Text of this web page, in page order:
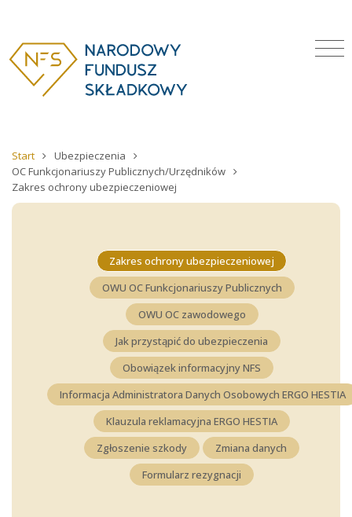
Start
Ubezpieczenia
OC Funkcjonariuszy Publicznych/Urzędników
Zakres ochrony ubezpieczeniowej
Zakres ochrony ubezpieczeniowej
OWU OC Funkcjonariuszy Publicznych
OWU OC zawodowego
Jak przystąpić do ubezpieczenia
Obowiązek informacyjny NFS
Informacja Administratora Danych Osobowych ERGO HESTIA
Klauzula reklamacyjna ERGO HESTIA
Zgłoszenie szkody
Zmiana danych
Formularz rezygnacji